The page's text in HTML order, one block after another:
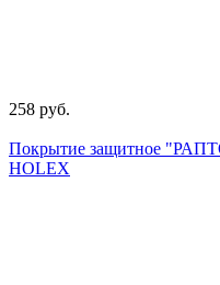
258 руб.
Покрытие защитное
HOLEX